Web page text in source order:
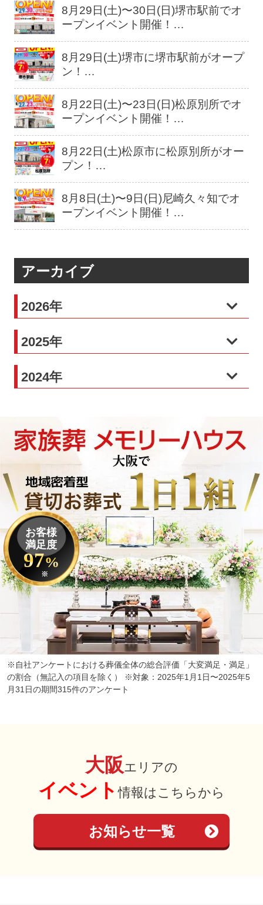
8月29日(土)〜30日(日)堺市駅前でオ
ープンイベント開催！…
8月29日(土)堺市に堺市駅前がオープ
ン！…
8月22日(土)〜23日(日)松原別所でオ
ープンイベント開催！…
8月22日(土)松原市に松原別所がオー
プン！…
8月8日(土)〜9日(日)尼崎久々知でオ
ープンイベント開催！…
アーカイブ
2026年
2025年
2024年
お客様
満足度
97%
※
※自社アンケートにおける葬儀全体の総合評価「大変満足・満足」
の割合（無記入の項目を除く） ※対象：2025年1月1日〜2025年5
月31日の期間315件のアンケート
大阪エリアの
イベント情報はこちらから
お知らせ一覧